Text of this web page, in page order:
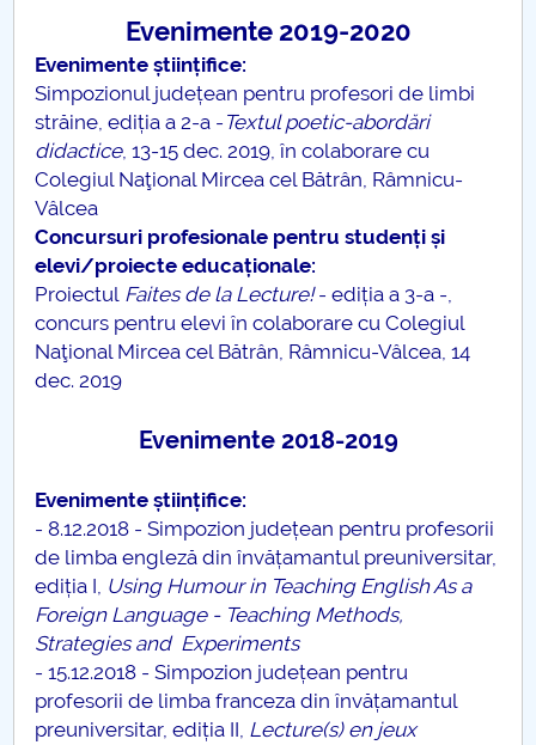
Evenimente 2019-2020
Evenimente științifice:
Simpozionul județean pentru profesori de limbi
străine, ediția a 2-a - Textul poetic-abordări
didactice, 13-15 dec. 2019, în colaborare cu
Colegiul Naţional Mircea cel Bătrân, Râmnicu-
Vâlcea
Concursuri profesionale pentru studenți și
elevi/proiecte educaționale:
Proiectul Faites de la Lecture!- ediția a 3-a -,
concurs pentru elevi în colaborare cu Colegiul
Naţional Mircea cel Bătrân, Râmnicu-Vâlcea, 14
dec. 2019
Evenimente 2018-2019
Evenimente științifice:
- 8.12.2018 - Simpozion județean pentru profesorii
de limba engleză din învățamantul preuniversitar,
ediția I, Using Humour in Teaching English As a
Foreign Language - Teaching Methods,
Strategies and Experiments
- 15.12.2018 - Simpozion județean pentru
profesorii de limba franceza din învățamantul
preuniversitar, ediția II, Lecture(s) en jeux